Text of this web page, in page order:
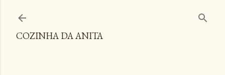
COZINHA DA ANITA